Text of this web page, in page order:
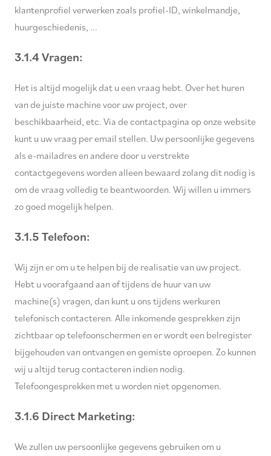
klantenprofiel verwerken zoals profiel-ID, winkelmandje,
huurgeschiedenis, ...
3.1.4 Vragen:
Het is altijd mogelijk dat u een vraag hebt. Over het huren
van de juiste machine voor uw project, over
beschikbaarheid, etc. Via de contactpagina op onze website
kunt u uw vraag per email stellen. Uw persoonlijke gegevens
als e-mailadres en andere door u verstrekte
contactgegevens worden alleen bewaard zolang dit nodig is
om de vraag volledig te beantwoorden. Wij willen u immers
zo goed mogelijk helpen.
3.1.5 Telefoon:
Wij zijn er om u te helpen bij de realisatie van uw project.
Hebt u voorafgaand aan of tijdens de huur van uw
machine(s) vragen, dan kunt u ons tijdens werkuren
telefonisch contacteren. Alle inkomende gesprekken zijn
zichtbaar op telefoonschermen en er wordt een belregister
bijgehouden van ontvangen en gemiste oproepen. Zo kunnen
wij u altijd terug contacteren indien nodig.
Telefoongesprekken met u worden niet opgenomen.
3.1.6 Direct Marketing:
We zullen uw persoonlijke gegevens gebruiken om u